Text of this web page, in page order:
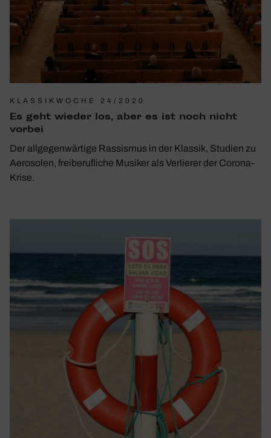
KLASSIKWOCHE 24/2020
Es geht wieder los, aber es ist noch nicht
vorbei
Der allgegenwärtige Rassismus in der Klassik, Studien zu
Aerosolen, freiberufliche Musiker als Verlierer der Corona-
Krise.